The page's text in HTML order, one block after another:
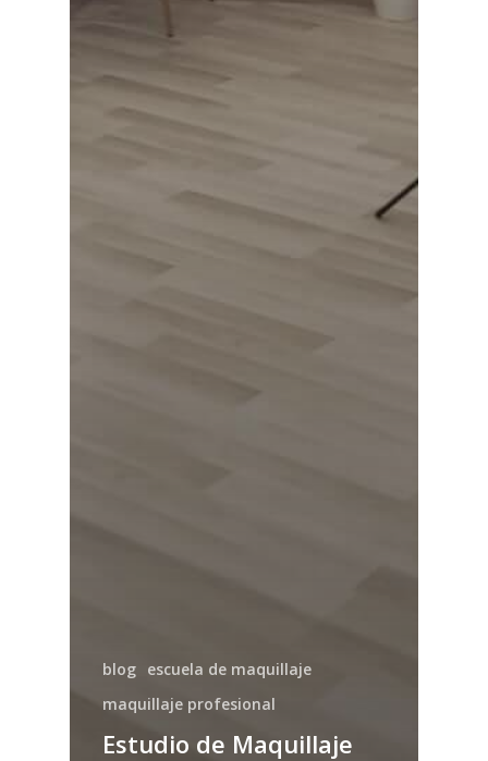
blog escuela de maquillaje
maquillaje profesional
Estudio de Maquillaje